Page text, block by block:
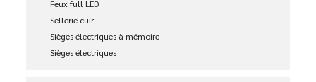
Feux full LED
Sellerie cuir
Sièges électriques à mémoire
Sièges électriques